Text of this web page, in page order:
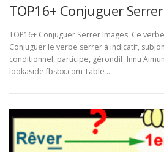
TOP16+ Conjuguer
TOP16+ Conjuguer Serrer Images. Ce
Conjuguer le verbe serrer à indicatif,
conditionnel, participe, gérondif. Innu
lookaside.fbsbx.com Table …